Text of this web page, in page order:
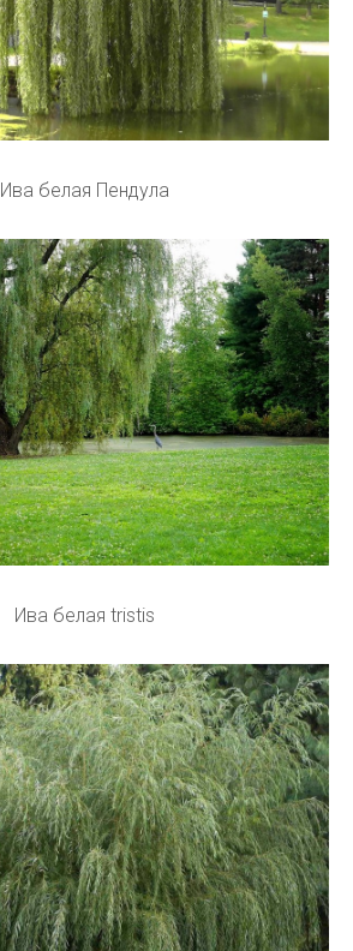
Ива белая Пендула
Ива белая tristis